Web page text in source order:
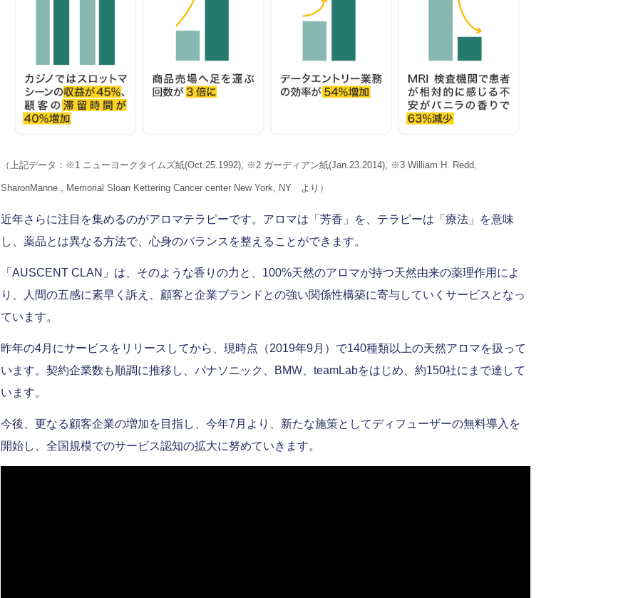
（上記データ：※1 ニューヨークタイムズ紙(Oct.25.1992), ※2 ガーディアン紙(Jan.23.2014), ※3 William H. Redd,
SharonManne , Memorial Sloan Kettering Cancer center New York, NY より）
近年さらに注目を集めるのがアロマテラピーです。アロマは「芳香」を、テラピーは「療法」を意味
し、薬品とは異なる方法で、心身のバランスを整えることができます。
「AUSCENT CLAN」は、そのような香りの力と、100%天然のアロマが持つ天然由来の薬理作用によ
り、人間の五感に素早く訴え、顧客と企業ブランドとの強い関係性構築に寄与していくサービスとなっ
ています。
昨年の4月にサービスをリリースしてから、現時点（2019年9月）で140種類以上の天然アロマを扱って
います。契約企業数も順調に推移し、パナソニック、BMW、teamLabをはじめ、約150社にまで達して
います。
今後、更なる顧客企業の増加を目指し、今年7月より、新たな施策としてディフューザーの無料導入を
開始し、全国規模でのサービス認知の拡大に努めていきます。